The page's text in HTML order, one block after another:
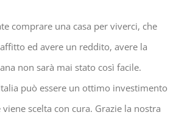
comprare una casa per viverci, che
ed avere un reddito, avere la
non sarà mai stato così facile.
può essere un ottimo investimento
scelta con cura. Grazie la nostra